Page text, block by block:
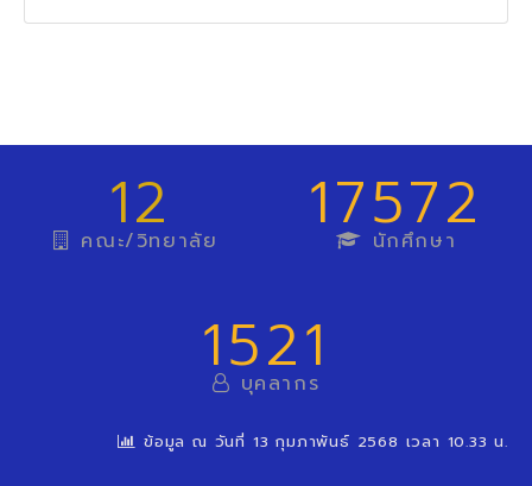
12
คณะ/วิทยาลัย 17572
นักศึกษา
1521
บุคลากร
ข้อมูล ณ วันที่ 13 กุมภาพันธ์ 2568 เวลา 10.33 น.